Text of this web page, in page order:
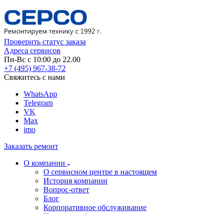
Проверить статус заказа
Адреса сервисов
Пн-Вс с 10:00 до 22.00
+7 (495) 967-38-72
Свяжитесь с нами
WhatsApp
Telegram
VK
Max
imo
Заказать ремонт
О компании
О сервисном центре в настоящем
История компании
Вопрос-ответ
Блог
Корпоративное обслуживание